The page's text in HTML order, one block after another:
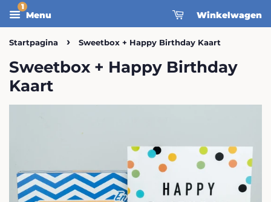
Menu Winkelwagen
Startpagina › Sweetbox + Happy Birthday Kaart
Sweetbox + Happy Birthday
Kaart